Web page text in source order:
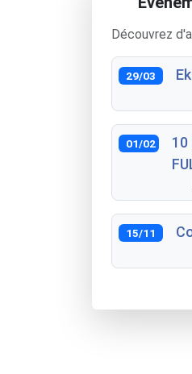
Découvrez
29/03
01/02
10
15/11